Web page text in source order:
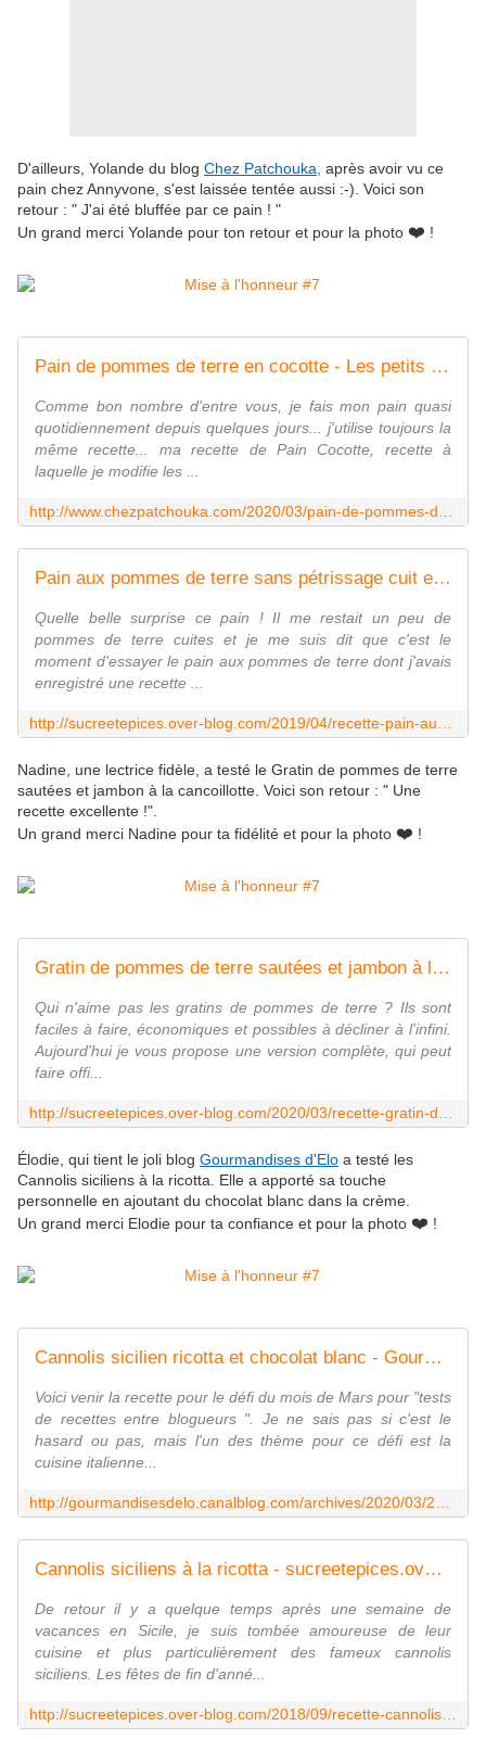
D'ailleurs, Yolande du blog Chez Patchouka, après avoir vu ce
pain chez Annyvone, s'est laissée tentée aussi :-). Voici son
retour : " J'ai été bluffée par ce pain ! "
Un grand merci Yolande pour ton retour et pour la photo ❤️ !
Pain de pommes de terre en cocotte - Les petits plats de Patchouka
Comme bon nombre d'entre vous, je fais mon pain quasi
quotidiennement depuis quelques jours... j'utilise toujours la
même recette... ma recette de Pain Cocotte, recette à
laquelle je modifie les ...
Pain aux pommes de terre sans pétrissage cuit en cocotte - sucreetepices.over-blog.com
Quelle belle surprise ce pain ! Il me restait un peu de
pommes de terre cuites et je me suis dit que c'est le
moment d'essayer le pain aux pommes de terre dont j'avais
enregistré une recette ...
Nadine, une lectrice fidèle, a testé le Gratin de pommes de terre
sautées et jambon à la cancoillotte. Voici son retour : " Une
recette excellente !".
Un grand merci Nadine pour ta fidélité et pour la photo ❤️ !
Gratin de pommes de terre sautées et jambon à la cancoillotte - sucreetepices.over-blog.com
Qui n'aime pas les gratins de pommes de terre ? Ils sont
faciles à faire, économiques et possibles à décliner à l'infini.
Aujourd'hui je vous propose une version complète, qui peut
faire offi...
Élodie, qui tient le joli blog Gourmandises d'Elo a testé les
Cannolis siciliens à la ricotta. Elle a apporté sa touche
personnelle en ajoutant du chocolat blanc dans la crème.
Un grand merci Elodie pour ta confiance et pour la photo ❤️ !
Cannolis sicilien ricotta et chocolat blanc - Gourmandises D'élo
Voici venir la recette pour le défi du mois de Mars pour "tests
de recettes entre blogueurs ". Je ne sais pas si c'est le
hasard ou pas, mais l'un des thème pour ce défi est la
cuisine italienne...
Cannolis siciliens à la ricotta - sucreetepices.over-blog.com
De retour il y a quelque temps après une semaine de
vacances en Sicile, je suis tombée amoureuse de leur
cuisine et plus particulièrement des fameux cannolis
siciliens. Les fêtes de fin d'anné...